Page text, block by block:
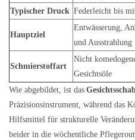
Typischer Druck Federleicht bis
Hauptziel
Entwässerung,
und Ausstrahlung
Schmierstoffart
Nicht
Gesichtsöle
Wie abgebildet, ist das
Präzisionsinstrument, während das
Hilfsmittel für strukturelle
beider in die wöchentliche